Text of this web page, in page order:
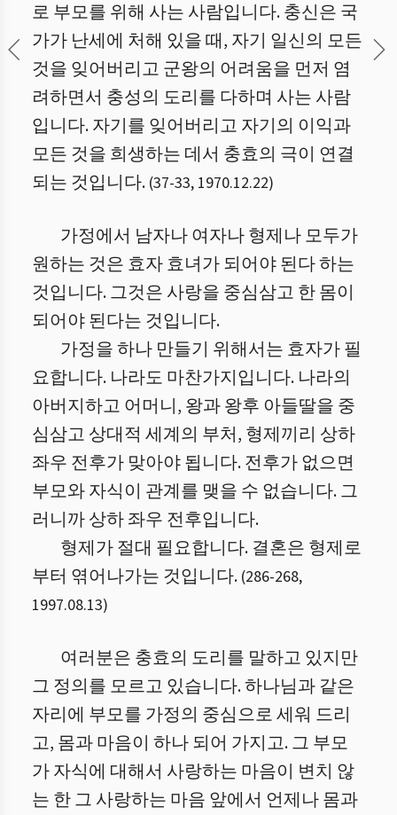
로 부모를 위해 사는 사람입니다. 충신은 국
가가 난세에 처해 있을 때, 자기 일신의 모든
것을 잊어버리고 군왕의 어려움을 먼저 염
려하면서 충성의 도리를 다하며 사는 사람
입니다. 자기를 잊어버리고 자기의 이익과
모든 것을 희생하는 데서 충효의 극이 연결
되는 것입니다. (37-33, 1970.12.22)
가정에서 남자나 여자나 형제나 모두가
원하는 것은 효자 효녀가 되어야 된다 하는
것입니다. 그것은 사랑을 중심삼고 한 몸이
되어야 된다는 것입니다.
가정을 하나 만들기 위해서는 효자가 필
요합니다. 나라도 마찬가지입니다. 나라의
아버지하고 어머니, 왕과 왕후 아들딸을 중
심삼고 상대적 세계의 부처, 형제끼리 상하
좌우 전후가 맞아야 됩니다. 전후가 없으면
부모와 자식이 관계를 맺을 수 없습니다. 그
러니까 상하 좌우 전후입니다.
형제가 절대 필요합니다. 결혼은 형제로
부터 엮어나가는 것입니다. (286-268,
1997.08.13)
여러분은 충효의 도리를 말하고 있지만
그 정의를 모르고 있습니다. 하나님과 같은
자리에 부모를 가정의 중심으로 세워 드리
고, 몸과 마음이 하나 되어 가지고. 그 부모
가 자식에 대해서 사랑하는 마음이 변치 않
는 한 그 사랑하는 마음 앞에서 언제나 몸과